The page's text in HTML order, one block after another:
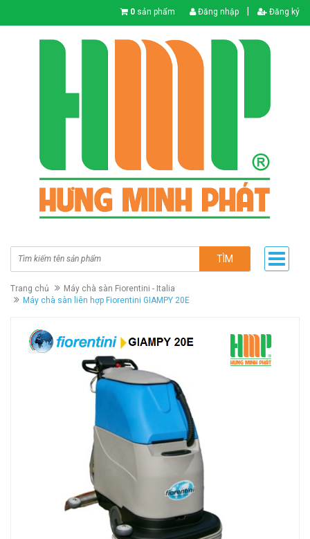
0 sản phẩm Đăng nhập Đăng ký
TÌM
Trang chủ
Máy chà sàn Fiorentini - Italia
Máy chà sàn liên hợp Fiorentini GIAMPY 20E